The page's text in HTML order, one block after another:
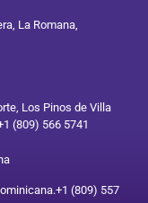
La Romana,
Los Pinos de Villa
(809) 566 5741
+1 (809) 557